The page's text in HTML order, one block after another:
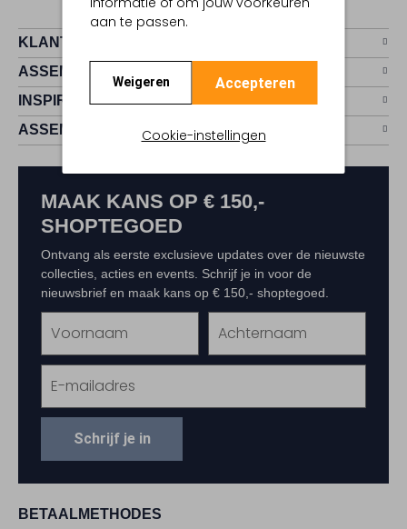
aan te passen.
Weigeren Accepteren
Cookie-instellingen
KLANTENSERVICE
ASSEMVIP
INSPIRATIE
ASSEM
BETAALMETHODES
MAAK KANS OP € 150,-
SHOPTEGOED
Ontvang als eerste exclusieve updates over de nieuwste
collecties, acties en events. Schrijf je in voor de
nieuwsbrief en maak kans op € 150,- shoptegoed.
Schrijf je in